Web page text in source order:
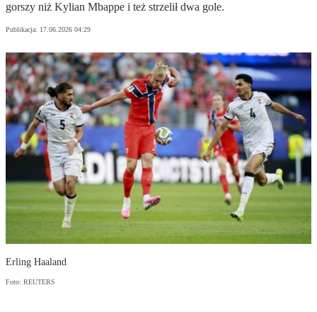
gorszy niż Kylian Mbappe i też strzelił dwa gole.
Publikacja: 17.06.2026 04:29
Erling Haaland
Foto: REUTERS